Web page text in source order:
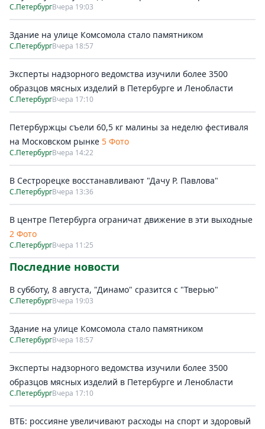
С.ПетербургВчера 19:03
Здание на улице Комсомола стало памятником
С.ПетербургВчера 18:57
Эксперты надзорного ведомства изучили более 3500
образцов мясных изделий в Петербурге и Ленобласти
С.ПетербургВчера 17:10
Петербуржцы съели 60,5 кг малины за неделю фестиваля
на Московском рынке 5 Фото
С.ПетербургВчера 14:22
В Сестрорецке восстанавливают "Дачу Р. Павлова"
С.ПетербургВчера 13:36
В центре Петербурга ограничат движение в эти выходные
2 Фото
С.ПетербургВчера 11:25
Последние новости
В субботу, 8 августа, "Динамо" сразится с "Тверью"
С.ПетербургВчера 19:03
Здание на улице Комсомола стало памятником
С.ПетербургВчера 18:57
Эксперты надзорного ведомства изучили более 3500
образцов мясных изделий в Петербурге и Ленобласти
С.ПетербургВчера 17:10
ВТБ: россияне увеличивают расходы на спорт и здоровый